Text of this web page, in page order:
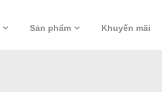
Sản phẩm Khuyến mãi